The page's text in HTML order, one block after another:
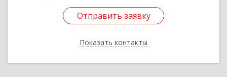
Отправить заявку
Показать контакты
Отправить заявку
Назад